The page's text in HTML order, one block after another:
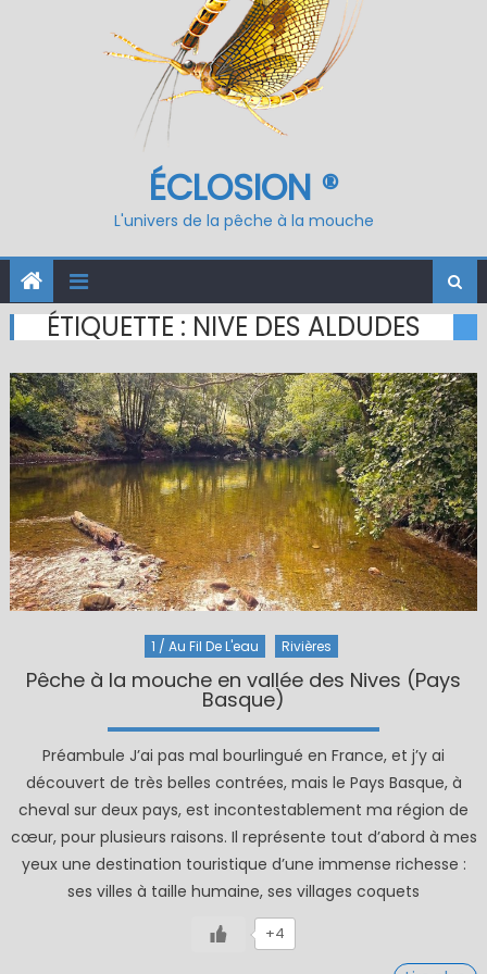
ÉCLOSION ®
L'univers de la pêche à la mouche
ÉTIQUETTE :NIVE DES ALDUDES
1 / Au Fil De L'eau Rivières
Pêche à la mouche en vallée des Nives (Pays
Basque)
Préambule J’ai pas mal bourlingué en France, et j’y ai
découvert de très belles contrées, mais le Pays Basque, à
cheval sur deux pays, est incontestablement ma région de
cœur, pour plusieurs raisons. Il représente tout d’abord à mes
yeux une destination touristique d’une immense richesse :
ses villes à taille humaine, ses villages coquets
+4